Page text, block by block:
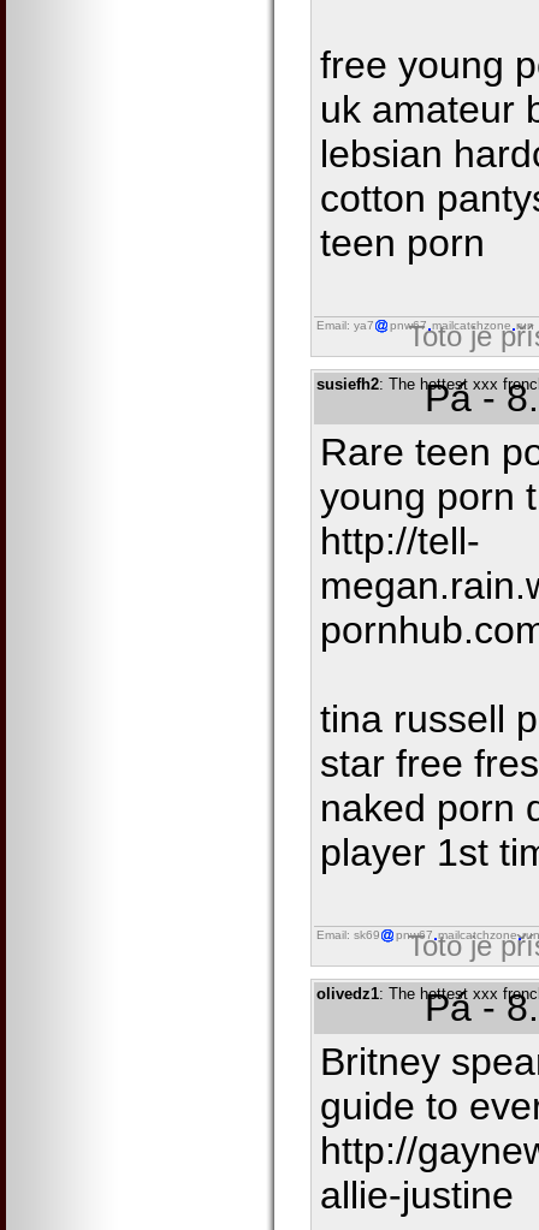
free young
uk amateur
lebsian
cotton
teen porn
Email: ya7 pnw67 mailcatchzone run
Toto je
susiefh2: The hottest xxx
Pá -
Rare teen
young porn
http://tell-
tina russell
star free
naked porn
player 1st
Email: sk69 pnw67 mailcatchzone run
Toto je
olivedz1: The hottest xxx
Pá -
Britney
guide to
http://
allie-justine